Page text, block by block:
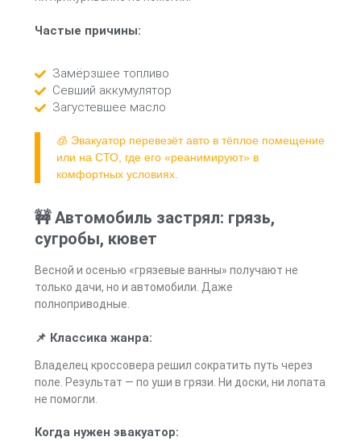
Частые причины:
Замёрзшее топливо
Севший аккумулятор
Загустевшее масло
🧊 Эвакуатор перевезёт авто в тёплое помещение
или на СТО, где его «реанимируют» в
комфортных условиях.
🚧 Автомобиль застрял: грязь,
сугробы, кювет
Весной и осенью «грязевые ванны» получают не
только дачи, но и автомобили. Даже
полноприводные.
📌 Классика жанра:
Владелец кроссовера решил сократить путь через
поле. Результат — по уши в грязи. Ни доски, ни лопата
не помогли.
Когда нужен эвакуатор: